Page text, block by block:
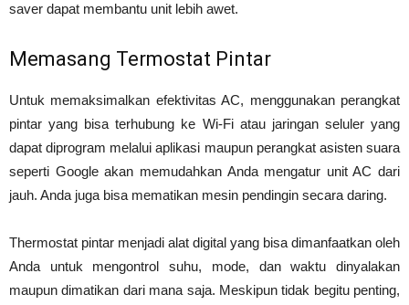
saver dapat membantu unit lebih awet.
Memasang Termostat Pintar
Untuk memaksimalkan efektivitas AC, menggunakan perangkat
pintar yang bisa terhubung ke Wi-Fi atau jaringan seluler yang
dapat diprogram melalui aplikasi maupun perangkat asisten suara
seperti Google akan memudahkan Anda mengatur unit AC dari
jauh. Anda juga bisa mematikan mesin pendingin secara daring.
Thermostat pintar menjadi alat digital yang bisa dimanfaatkan oleh
Anda untuk mengontrol suhu, mode, dan waktu dinyalakan
maupun dimatikan dari mana saja. Meskipun tidak begitu penting,